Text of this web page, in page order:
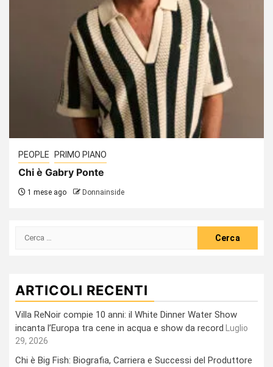
PEOPLE PRIMO PIANO
Chi è Gabry Ponte
1 mese ago Donnainside
Ricerca
ARTICOLI RECENTI
Villa ReNoir compie 10 anni: il White Dinner Water Show
incanta l’Europa tra cene in acqua e show da record
Luglio
29, 2026
Chi è Big Fish: Biografia, Carriera e Successi del Produttore